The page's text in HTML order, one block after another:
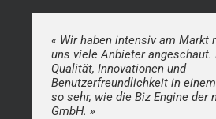
« Wir haben intensiv am Markt
uns viele Anbieter
Qualität, Innovationen und
Benutzerfreundlichkeit in
so sehr, wie die Biz Engine der
GmbH. »